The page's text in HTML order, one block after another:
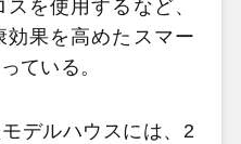
を使用するなど、
効果を高めたスマー
ている。
デルハウスには、2